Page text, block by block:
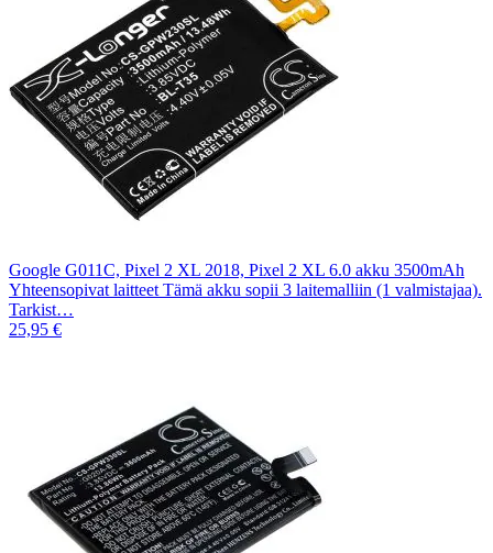
Google G011C, Pixel 2 XL 2018, Pixel 2 XL 6.0 akku 3500mAh
Yhteensopivat laitteet Tämä akku sopii 3 laitemalliin (1 valmistajaa).
Tarkist…
25,95 €